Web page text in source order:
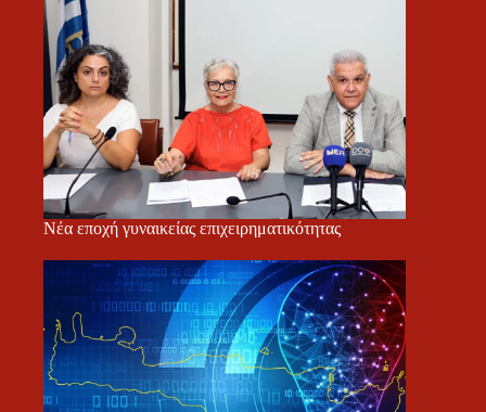
Νέα εποχή γυναικείας επιχειρηματικότητας